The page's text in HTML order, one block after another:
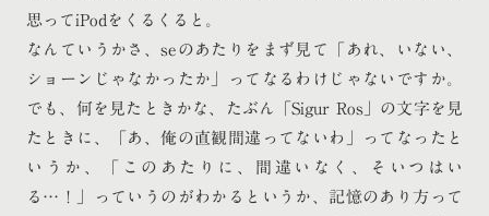
思ってiPodをくるくると。
なんていうかさ、seのあたりをまず見て「あれ、いない、
ショーンじゃなかったか」ってなるわけじゃないですか。
でも、何を見たときかな、たぶん「Sigur Ros」の文字を見
たときに、「あ、俺の直観間違ってないわ」ってなったと
いうか、「このあたりに、間違いなく、そいつはい
る…！」っていうのがわかるというか、記憶のあり方って